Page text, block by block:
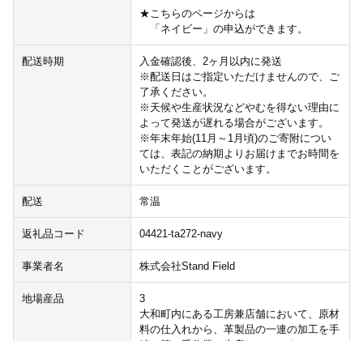
★こちらのページからは
「ネイビー」の申込ができます。
配送時期
入金確認後、2ヶ月以内に発送
※配送日はご指定いただけませんので、ご
了承ください。
※天候や生産状況などやむを得ない理由に
よって発送が遅れる場合がございます。
※年末年始(11月～1月頃)のご寄附につい
ては、表記の納期よりお届けまでお時間を
いただくことがございます。
配送 常温
返礼品コード 04421-ta272-navy
事業者名 株式会社Stand Field
地場産品
3
大和町内にある工房兼店舗において、原材
料の仕入れから、革製品の一連の加工を手